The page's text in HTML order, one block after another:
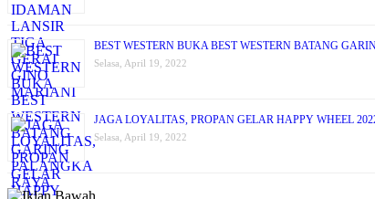
BEST WESTERN BUKA BEST WESTERN BATANG
Selasa, April 19, 2022
JAGA LOYALITAS, PROPAN GELAR HAPPY WHEEL
Selasa, April 19, 2022